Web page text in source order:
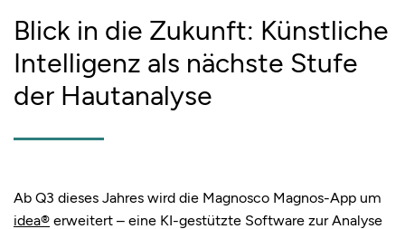
Blick in die Zukunft: Künstliche
Intelligenz als nächste Stufe
der Hautanalyse
Ab Q3 dieses Jahres wird die Magnosco Magnos-App um
idea® erweitert – eine KI-gestützte Software zur Analyse